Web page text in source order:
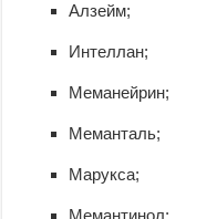
Алзейм;
Интеллан;
Меманейрин;
Меманталь;
Марукса;
Мемантинол;